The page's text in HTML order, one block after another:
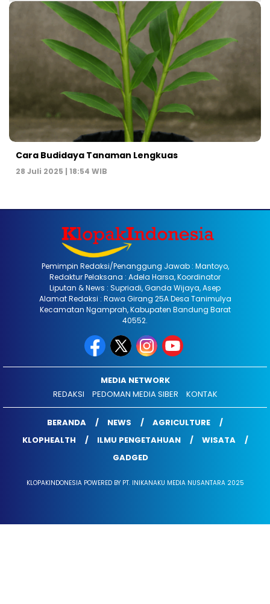
Cara Budidaya Tanaman Lengkuas
28 Juli 2025 | 18:54 WIB
Pemimpin Redaksi/Penanggung Jawab : Mantoyo,
Redaktur Pelaksana : Adela Harsa, Koordinator
Liputan & News : Supriadi, Ganda Wijaya, Asep
Alamat Redaksi : Rawa Girang 25A Desa Tanimulya
Kecamatan Ngamprah, Kabupaten Bandung Barat
40552.
MEDIA NETWORK
REDAKSI
PEDOMAN MEDIA SIBER KONTAK
BERANDA NEWS
AGRICULTURE
KLOPHEALTH
ILMU PENGETAHUAN
WISATA
GADGED
KLOPAKINDONESIA POWERED BY PT. INIKANAKU MEDIA NUSANTARA 2025